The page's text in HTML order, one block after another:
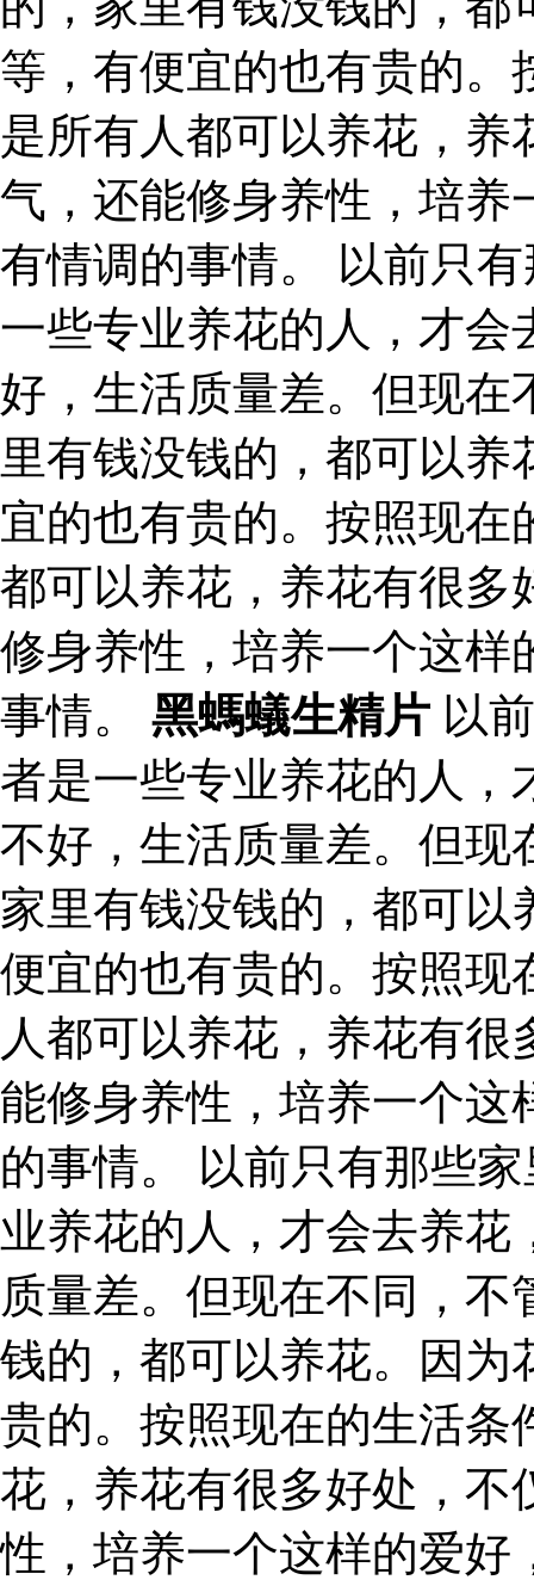
等，有便宜的也有贵的。
是所有人都可以养花，
气，还能修身养性，培养
有情调的事情。 以前只
一些专业养花的人，才会
好，生活质量差。但现在
里有钱没钱的，都可以
宜的也有贵的。按照现
都可以养花，养花有很多
修身养性，培养一个这样
事情。 黑螞蟻生精片 以
者是一些专业养花的人，
不好，生活质量差。但现
家里有钱没钱的，都可
便宜的也有贵的。按照现
人都可以养花，养花有
能修身养性，培养一个这
的事情。 以前只有那些
业养花的人，才会去养
质量差。但现在不同，
钱的，都可以养花。因为
贵的。按照现在的生活条
花，养花有很多好处，不
性，培养一个这样的爱好